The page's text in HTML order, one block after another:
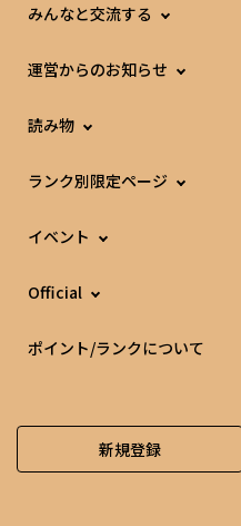
みんなと交流する
運営からのお知らせ
読み物
ランク別限定ページ
イベント
Official
ポイント/ランクについて
新規登録